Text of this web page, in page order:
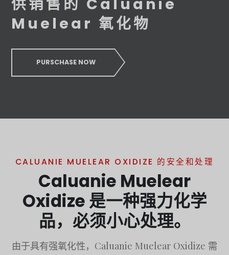
Muelear 氧化物
PURSCHASE NOW
CALUANIE MUELEAR OXIDIZE 的安全和处理
Caluanie Muelear
Oxidize 是一种强力化学
品，必须小心处理。
由于具有强氧化性，Caluanie Muelear Oxidize 需